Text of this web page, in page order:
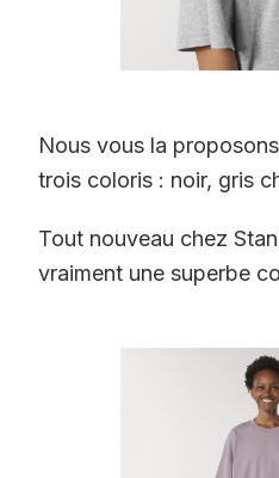
Nous vous la
trois coloris : noir, gris
Tout nouveau chez
vraiment une superbe